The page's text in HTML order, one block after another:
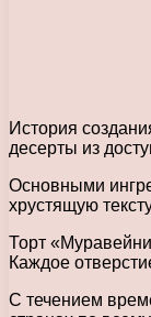
История
десерты из
Основными
хрустящую
Торт
Каждое
С течением